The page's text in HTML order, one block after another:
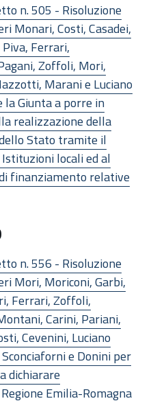
n. 505 - Risoluzione
Monari, Costi, Casadei,
Ferrari,
Zoffoli, Mori,
Marani e Luciano
la Giunta a porre in
realizzazione della
Stato tramite il
locali ed al
finanziamento relative
n. 556 - Risoluzione
Mori, Moriconi, Garbi,
Ferrari, Zoffoli,
Carini, Pariani,
Cevenini, Luciano
e Donini per
dichiarare
Emilia-Romagna